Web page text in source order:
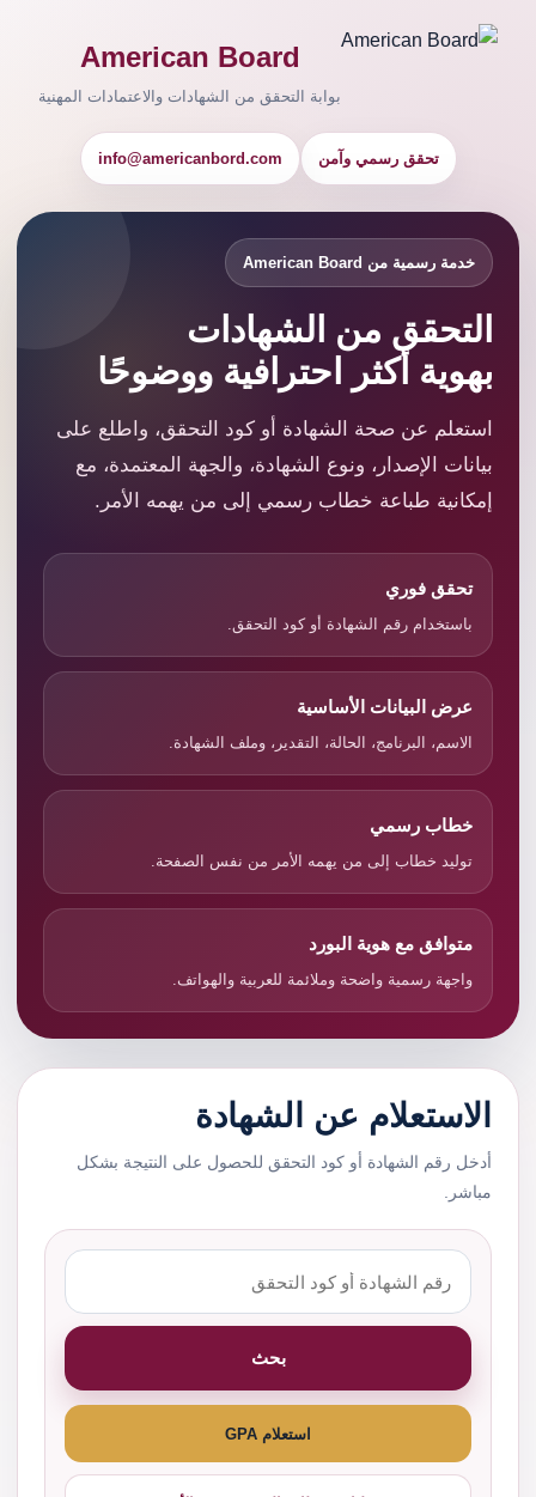
American Board
بوابة التحقق من الشهادات والاعتمادات المهنية
تحقق رسمي وآمن info@americanbord.com
خدمة رسمية من American Board
التحقق من الشهادات
بهوية أكثر احترافية ووضوحًا
استعلم عن صحة الشهادة أو كود التحقق، واطلع على
بيانات الإصدار، ونوع الشهادة، والجهة المعتمدة، مع
إمكانية طباعة خطاب رسمي إلى من يهمه الأمر.
تحقق فوري
باستخدام رقم الشهادة أو كود التحقق.
عرض البيانات الأساسية
الاسم، البرنامج، الحالة، التقدير، وملف الشهادة.
خطاب رسمي
توليد خطاب إلى من يهمه الأمر من نفس الصفحة.
متوافق مع هوية البورد
واجهة رسمية واضحة وملائمة للعربية والهواتف.
الاستعلام عن الشهادة
أدخل رقم الشهادة أو كود التحقق للحصول على النتيجة بشكل
مباشر.
بحث
استعلام GPA